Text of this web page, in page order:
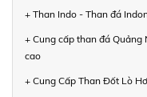
+ Than Indo - Than đá
+ Cung cấp than đá
cao
+ Cung Cấp Than Đốt Lò